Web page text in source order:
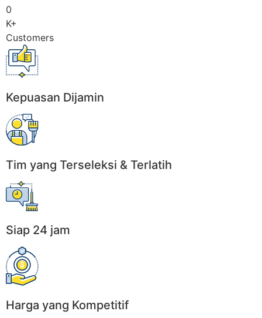
0
K+
Customers
Kepuasan Dijamin
Tim yang Terseleksi & Terlatih
Siap 24 jam
Harga yang Kompetitif